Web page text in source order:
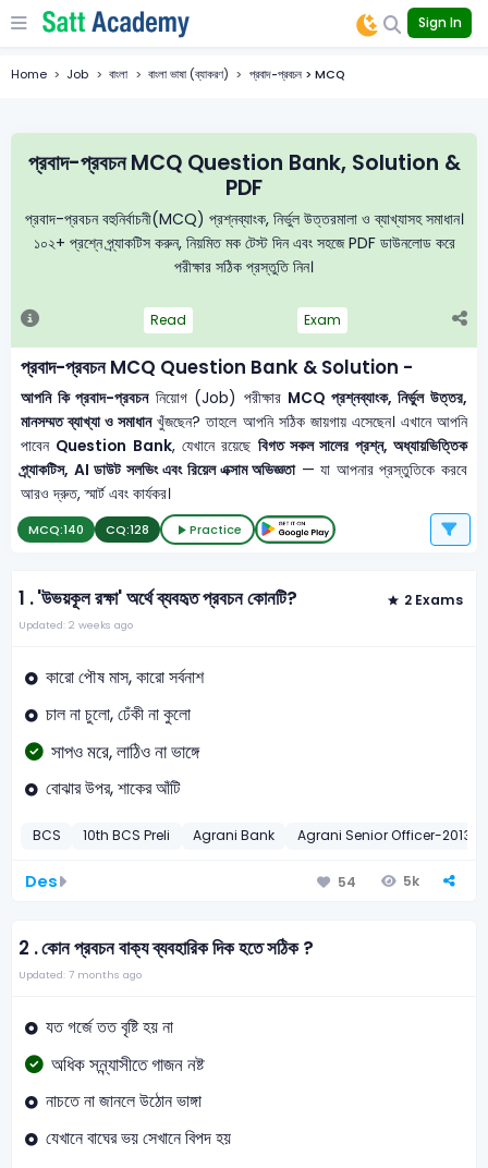
Sign In
Home Job বাংলা বাংলা ভাষা (ব্যাকরণ) প্রবাদ-প্রবচন > MCQ
প্রবাদ-প্রবচন MCQ Question Bank, Solution &
PDF
প্রবাদ-প্রবচন বহুনির্বাচনী(MCQ) প্রশ্নব্যাংক, নির্ভুল উত্তরমালা ও ব্যাখ্যাসহ সমাধান।
১০২+ প্রশ্নে প্র্যাকটিস করুন, নিয়মিত মক টেস্ট দিন এবং সহজে PDF ডাউনলোড করে
পরীক্ষার সঠিক প্রস্তুতি নিন।
Read Exam
প্রবাদ-প্রবচন MCQ Question Bank & Solution -
আপনি কি প্রবাদ-প্রবচননিয়োগ (Job) পরীক্ষার MCQ প্রশ্নব্যাংক, নির্ভুল উত্তর,
মানসম্মত ব্যাখ্যা ও সমাধানখুঁজছেন? তাহলে আপনি সঠিক জায়গায় এসেছেন। এখানে আপনি
পাবেন Question Bank, যেখানে রয়েছে বিগত সকল সালের প্রশ্ন, অধ্যায়ভিত্তিক
প্র্যাকটিস, AI ডাউট সলভিং এবং রিয়েল এক্সাম অভিজ্ঞতা— যা আপনার প্রস্তুতিকে করবে
আরও দ্রুত, স্মার্ট এবং কার্যকর।
MCQ:140 CQ:128 Practice
1 .'উভয়কূল রক্ষা' অর্থে ব্যবহৃত প্রবচন কোনটি? 2 Exams
Updated: 2 weeks ago
কারো পৌষ মাস, কারো সর্বনাশ
চাল না চুলো, ঢেঁকী না কুলো
সাপও মরে, লাঠিও না ভাঙ্গে
বোঝার উপর, শাকের আঁটি
BCS 10th BCS Preli Agrani Bank Agrani Senior Officer-2013
Des 54 5k
2 .কোন প্রবচন বাক্য ব্যবহারিক দিক হতে সঠিক ?
Updated: 7 months ago
যত গর্জে তত বৃষ্টি হয় না
অধিক সন্ন্যাসীতে গাজন নষ্ট
নাচতে না জানলে উঠোন ভাঙ্গা
যেখানে বাঘের ভয় সেখানে বিপদ হয়